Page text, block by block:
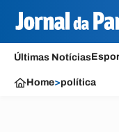
Últimas Notícias
Home>política